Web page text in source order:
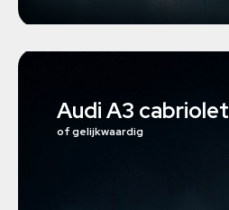
Audi A3 cabriolet
of gelijkwaardig